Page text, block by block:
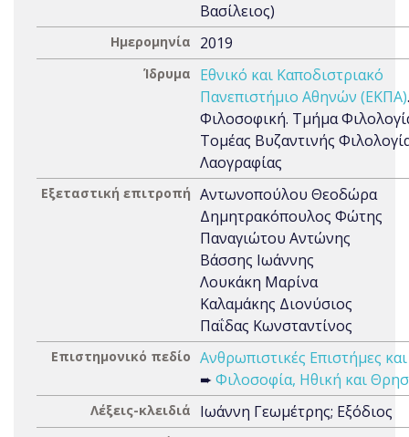
Βασίλειος)
Ημερομηνία 2019
Ίδρυμα
Εθνικό και Καποδιστριακό
Πανεπιστήμιο Αθηνών (ΕΚΠΑ)
Φιλοσοφική. Τμήμα
Τομέας Βυζαντινής
Λαογραφίας
Εξεταστική επιτροπή Αντωνοπούλου Θεοδώρα
Δημητρακόπουλος Φώτης
Παναγιώτου Αντώνης
Βάσσης Ιωάννης
Λουκάκη Μαρίνα
Καλαμάκης Διονύσιος
Παΐδας Κωνσταντίνος
Επιστημονικό πεδίο Ανθρωπιστικές Επιστήμες
➨ Φιλοσοφία, Ηθική και
Λέξεις-κλειδιά Ιωάννη Γεωμέτρης; Εξόδιος